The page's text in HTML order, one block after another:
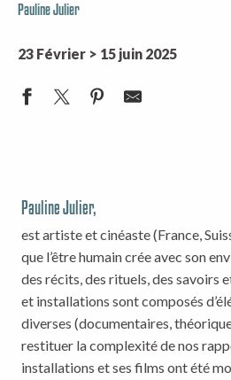
Pauline Julier
23 Février > 15 juin 2025
Pauline Julier,
est artiste et cinéaste (France,
que l’être humain crée avec son
des récits, des rituels, des savoirs
et installations sont composés
diverses (documentaires,
restituer la complexité de nos
installations et ses films ont été